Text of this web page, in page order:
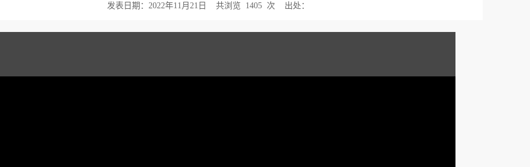
发表日期：2022年11月21日 共浏览 1405 次 出处：